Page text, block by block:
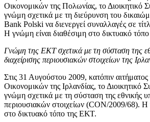
Οικονομικών της Πολωνίας, το Διοικητικό
γνώμη σχετικά με τη διεύρυνση του
Bank Polski να διενεργεί συναλλαγές σε
Η γνώμη είναι διαθέσιμη στο δικτυακό
Γνώμη της ΕΚΤ σχετικά με τη σύσταση της
διαχείρισης περιουσιακών στοιχείων της
Στις 31 Αυγούστου 2009, κατόπιν
Οικονομικών της Ιρλανδίας, το Διοικητικό
γνώμη σχετικά με τη σύσταση της εθνικής
περιουσιακών στοιχείων (CON/2009/68). Η
στο δικτυακό τόπο της ΕΚΤ.